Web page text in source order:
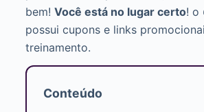
bem! Você está no lugar certo! o
possui cupons e links
treinamento.
Conteúdo